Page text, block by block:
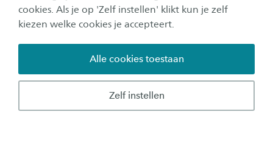
cookies. Als je op 'Zelf instellen' klikt kun je zelf
kiezen welke cookies je accepteert.
Zelf instellen
Alle cookies toestaan
hernieuwbare Energie (EIGEN)